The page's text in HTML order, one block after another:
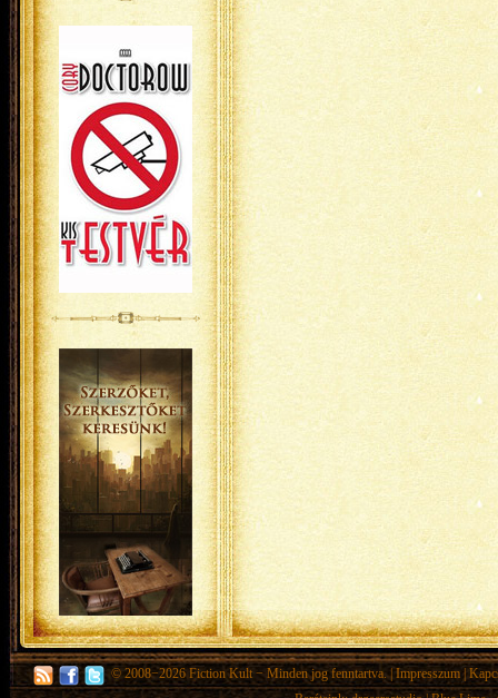
© 2008−2026 Fiction Kult − Minden jog fenntartva. | Impresszum|